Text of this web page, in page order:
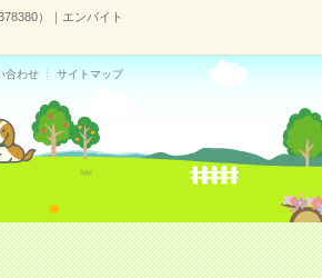
）｜エンバイト
合わせ サイトマップ